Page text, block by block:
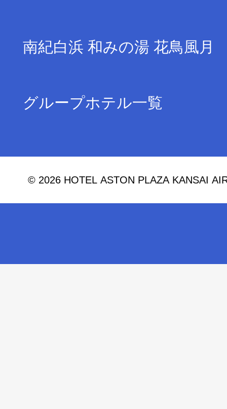
南紀白浜 和みの湯 花鳥風月
グループホテル一覧
© 2026 HOTEL ASTON PLAZA KANSAI